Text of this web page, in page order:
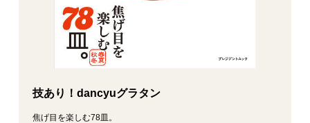
技あり！dancyuグラタン
焦げ目を楽しむ78皿。